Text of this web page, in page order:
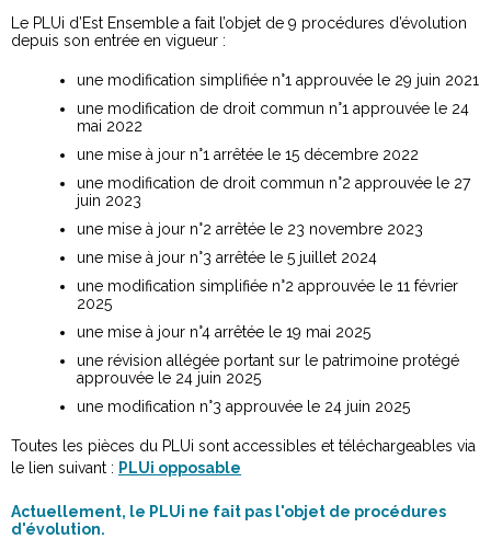
Le PLUi d’Est Ensemble a fait l’objet de 9 procédures d’évolution
depuis son entrée en vigueur :
une modification simplifiée n°1 approuvée le 29 juin 2021
une modification de droit commun n°1 approuvée le 24
mai 2022
une mise à jour n°1 arrêtée le 15 décembre 2022
une modification de droit commun n°2 approuvée le 27
juin 2023
une mise à jour n°2 arrêtée le 23 novembre 2023
une mise à jour n°3 arrêtée le 5 juillet 2024
une modification simplifiée n°2 approuvée le 11 février
2025
une mise à jour n°4 arrêtée le 19 mai 2025
une révision allégée portant sur le patrimoine protégé
approuvée le 24 juin 2025
une modification n°3 approuvée le 24 juin 2025
Toutes les pièces du PLUi sont accessibles et téléchargeables via
le lien suivant : PLUi opposable
Actuellement, le PLUi ne fait pas l'objet de procédures
d'évolution.